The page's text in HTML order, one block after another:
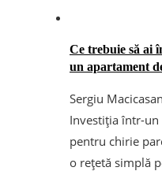
Ce trebuie să ai
un apartament
Sergiu Macicasan
Investiția într-
pentru chirie
o rețetă simplă